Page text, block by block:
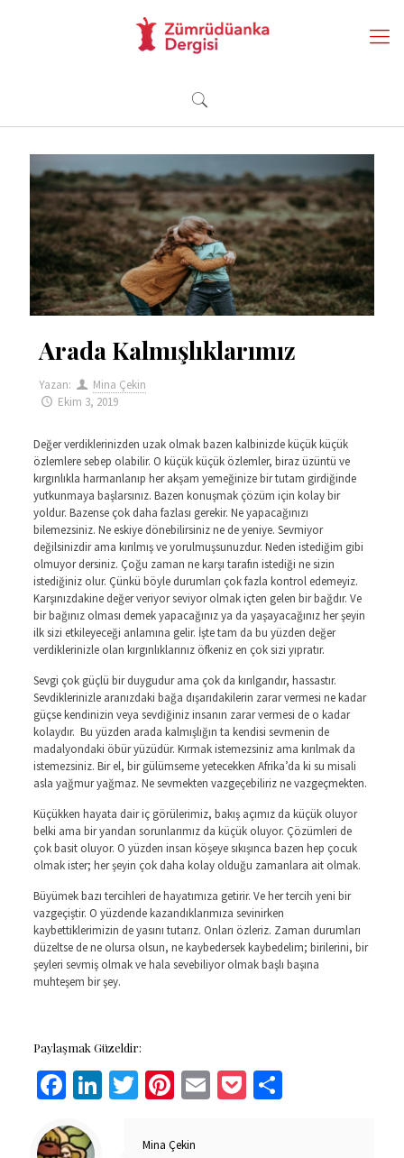
Arada Kalmışlıklarımız
Yazan:
Mina Çekin
Ekim 3, 2019
Değer verdiklerinizden uzak olmak bazen kalbinizde küçük küçük
özlemlere sebep olabilir. O küçük küçük özlemler, biraz üzüntü ve
kırgınlıkla harmanlanıp her akşam yemeğinize bir tutam girdiğinde
yutkunmaya başlarsınız. Bazen konuşmak çözüm için kolay bir
yoldur. Bazense çok daha fazlası gerekir. Ne yapacağınızı
bilemezsiniz. Ne eskiye dönebilirsiniz ne de yeniye. Sevmiyor
değilsinizdir ama kırılmış ve yorulmuşsunuzdur. Neden istediğim gibi
olmuyor dersiniz. Çoğu zaman ne karşı tarafın istediği ne sizin
istediğiniz olur. Çünkü böyle durumları çok fazla kontrol edemeyiz.
Karşınızdakine değer veriyor seviyor olmak içten gelen bir bağdır. Ve
bir bağınız olması demek yapacağınız ya da yaşayacağınız her şeyin
ilk sizi etkileyeceği anlamına gelir. İşte tam da bu yüzden değer
verdiklerinizle olan kırgınlıklarınız öfkeniz en çok sizi yıpratır.
Sevgi çok güçlü bir duygudur ama çok da kırılgandır, hassastır.
Sevdiklerinizle aranızdaki bağa dışarıdakilerin zarar vermesi ne kadar
güçse kendinizin veya sevdiğiniz insanın zarar vermesi de o kadar
kolaydır. Bu yüzden arada kalmışlığın ta kendisi sevmenin de
madalyondaki öbür yüzüdür. Kırmak istemezsiniz ama kırılmak da
istemezsiniz. Bir el, bir gülümseme yetecekken Afrika’da ki su misali
asla yağmur yağmaz. Ne sevmekten vazgeçebiliriz ne vazgeçmekten.
Küçükken hayata dair iç görülerimiz, bakış açımız da küçük oluyor
belki ama bir yandan sorunlarımız da küçük oluyor. Çözümleri de
çok basit oluyor. O yüzden insan köşeye sıkışınca bazen hep çocuk
olmak ister; her şeyin çok daha kolay olduğu zamanlara ait olmak.
Büyümek bazı tercihleri de hayatımıza getirir. Ve her tercih yeni bir
vazgeçiştir. O yüzdende kazandıklarımıza sevinirken
kaybettiklerimizin de yasını tutarız. Onları özleriz. Zaman durumları
düzeltse de ne olursa olsun, ne kaybedersek kaybedelim; birilerini, bir
şeyleri sevmiş olmak ve hala sevebiliyor olmak başlı başına
muhteşem bir şey.
Paylaşmak Güzeldir:
Facebook
LinkedIn
Twitter
Pinterest
EmailPocketShare
Mina Çekin